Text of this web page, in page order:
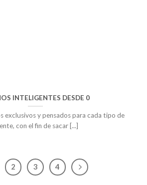
INTELIGENTES DESDE 0
exclusivos y pensados para cada tipo de
con el fin de sacar [...]
2 3 4